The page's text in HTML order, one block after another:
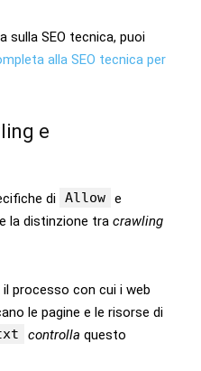
sulla SEO tecnica, puoi
alla SEO tecnica per
e
di Allow e
la distinzione tra crawling
il processo con cui i web
le pagine e le risorse di
controlla questo